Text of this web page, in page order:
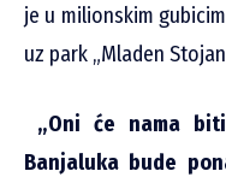
je u milionskim
uz park „Mladen
„Oni će nama
Banjaluka bude